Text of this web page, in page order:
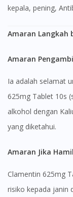
kepala, pening,
Amaran Langkah
Amaran
Ia adalah selamat
625mg Tablet 10s
alkohol dengan
yang diketahui.
Amaran Jika
Clamentin 625mg
risiko kepada janin